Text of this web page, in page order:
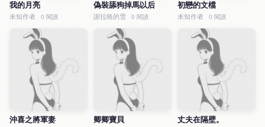
我的月亮
未知作者 0 閱讀
偽裝舔狗掉馬以后
謝拉格的雪 0 閱讀
初戀的文檔
未知作者 0 閱讀
沖喜之將軍妻 卿卿寶貝 丈夫在隔壁。